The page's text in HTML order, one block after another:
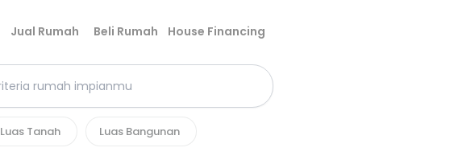
Jual Rumah Beli Rumah House Financing
Luas Tanah Luas Bangunan